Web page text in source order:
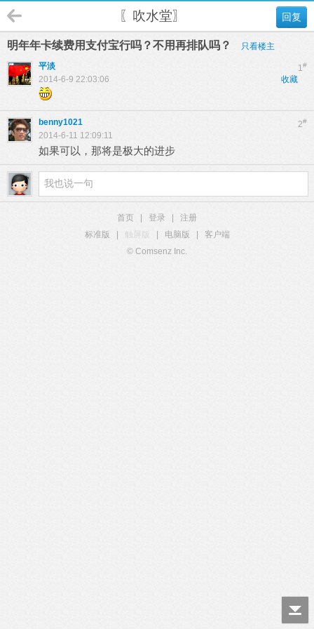
回复
〖吹水堂〗
明年年卡续费用支付宝行吗？不用再排队吗？ 只看楼主
1#
平淡
收藏
2014-6-9 22:03:06
2#
benny1021
2014-6-11 12:09:11
如果可以，那将是极大的进步
首页 登录
注册
标准版
触屏版 电脑版
客户端
© Comsenz Inc.